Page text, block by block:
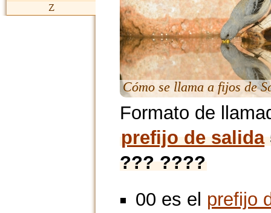
Z
Cómo se llama a fijos de
Formato de
prefijo de salida
??? ????
00 es el prefijo